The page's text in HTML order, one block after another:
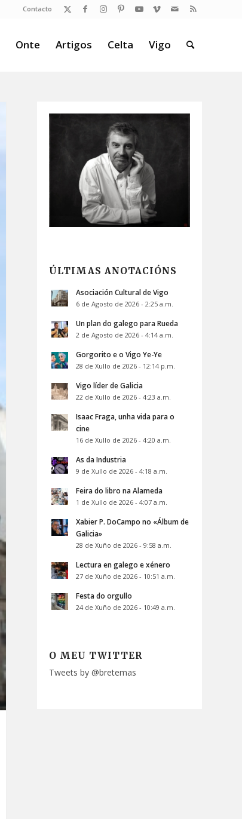
Contacto
Onte Artigos Celta Vigo
ÚLTIMAS ANOTACIÓNS
Asociación Cultural de Vigo
6 de Agosto de 2026 - 2:25 a.m.
Un plan do galego para Rueda
2 de Agosto de 2026 - 4:14 a.m.
Gorgorito e o Vigo Ye-Ye
28 de Xullo de 2026 - 12:14 p.m.
Vigo líder de Galicia
22 de Xullo de 2026 - 4:23 a.m.
Isaac Fraga, unha vida para o
cine
16 de Xullo de 2026 - 4:20 a.m.
As da Industria
9 de Xullo de 2026 - 4:18 a.m.
Feira do libro na Alameda
1 de Xullo de 2026 - 4:07 a.m.
Xabier P. DoCampo no «Álbum de
Galicia»
28 de Xuño de 2026 - 9:58 a.m.
Lectura en galego e xénero
27 de Xuño de 2026 - 10:51 a.m.
Festa do orgullo
24 de Xuño de 2026 - 10:49 a.m.
O MEU TWITTER
Tweets by @bretemas